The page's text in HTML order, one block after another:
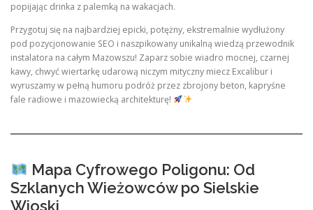
popijając drinka z palemką na wakacjach.
Przygotuj się na najbardziej epicki, potężny, ekstremalnie wydłużony
pod pozycjonowanie SEO i naszpikowany unikalną wiedzą przewodnik
instalatora na całym Mazowszu! Zaparz sobie wiadro mocnej, czarnej
kawy, chwyć wiertarkę udarową niczym mityczny miecz Excalibur i
wyruszamy w pełną humoru podróż przez zbrojony beton, kapryśne
fale radiowe i mazowiecką architekturę!
Mapa Cyfrowego Poligonu: Od
Szklanych Wieżowców po Sielskie
Wioski